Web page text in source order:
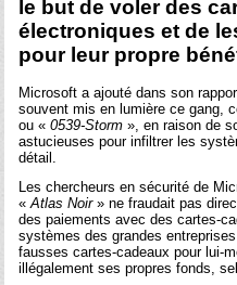
le but de voler des
électroniques et de
pour leur propre
Microsoft a ajouté dans son
souvent mis en lumière ce gang,
ou «0539-Storm », en raison de
astucieuses pour infiltrer les
détail.
Les chercheurs en sécurité de
«Atlas Noir» ne fraudait pas
des paiements avec des cartes-
systèmes des grandes
fausses cartes-cadeaux pour lui-
illégalement ses propres fonds,